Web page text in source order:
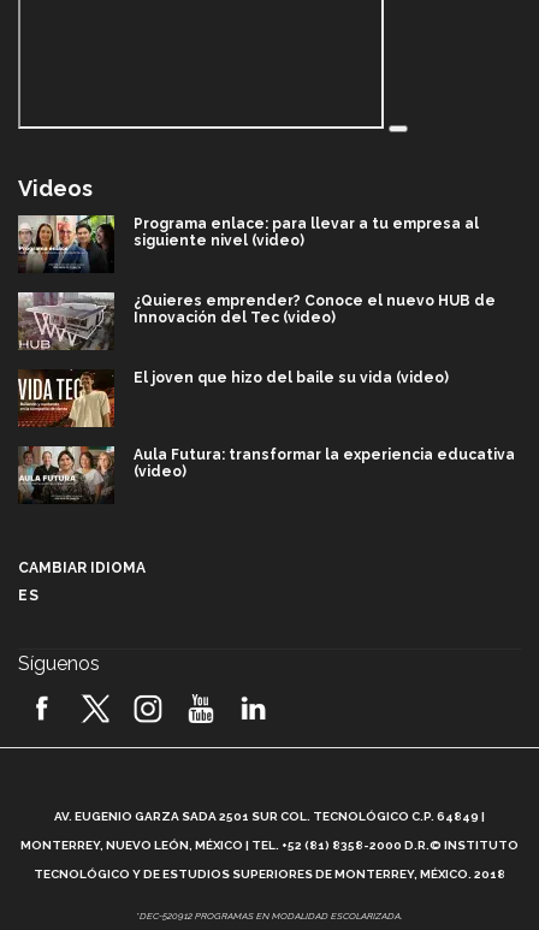
Videos
Programa enlace: para llevar a tu empresa al
siguiente nivel (video)
¿Quieres emprender? Conoce el nuevo HUB de
Innovación del Tec (video)
El joven que hizo del baile su vida (video)
Aula Futura: transformar la experiencia educativa
(video)
2026! (video)
¿Cómo es el Modelo Educativo Tec? (video)
Vida Tec: Feminismo e Inteligencia Artificial, Paola
CAMBIAR IDIOMA
ES
Síguenos
AV. EUGENIO GARZA SADA 2501 SUR COL. TECNOLÓGICO C.P. 64849 |
MONTERREY, NUEVO LEÓN, MÉXICO | TEL. +52 (81) 8358-2000 D.R.© INSTITUTO
TECNOLÓGICO Y DE ESTUDIOS SUPERIORES DE MONTERREY, MÉXICO. 2018
*DEC-520912 PROGRAMAS EN MODALIDAD ESCOLARIZADA.